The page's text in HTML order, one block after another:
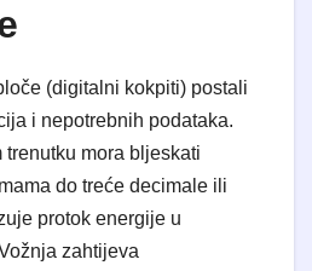
(digitalni kokpiti) postali
i nepotrebnih podataka.
mora bljeskati
do treće decimale ili
protok energije u
zahtijeva